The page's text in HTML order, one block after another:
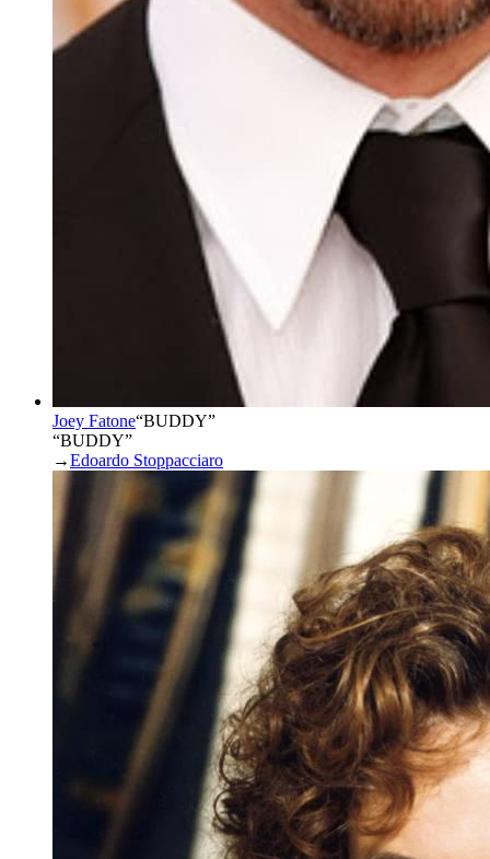
Joey Fatone“BUDDY”
“BUDDY”
→Edoardo Stoppacciaro